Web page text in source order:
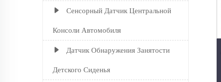
Сенсорный Датчик Центральной
Консоли Автомобиля
Датчик Обнаружения Занятости
Детского Сиденья